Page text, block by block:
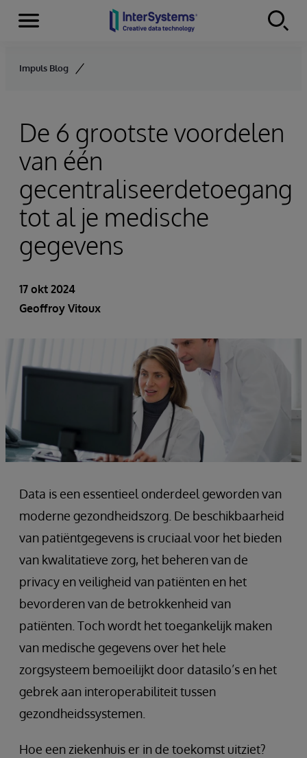
Skip to content
Menu
Impuls Blog
De 6 grootste voordelen
van één
gecentraliseerdetoegang
tot al je medische
gegevens
17 okt 2024
Geoffroy Vitoux
Data is een essentieel onderdeel geworden van
moderne gezondheidszorg. De beschikbaarheid
van patiëntgegevens is cruciaal voor het bieden
van kwalitatieve zorg, het beheren van de
privacy en veiligheid van patiënten en het
bevorderen van de betrokkenheid van
patiënten. Toch wordt het toegankelijk maken
van medische gegevens over het hele
zorgsysteem bemoeilijkt door datasilo’s en het
gebrek aan interoperabiliteit tussen
gezondheidssystemen.
Hoe een ziekenhuis er in de toekomst uitziet?